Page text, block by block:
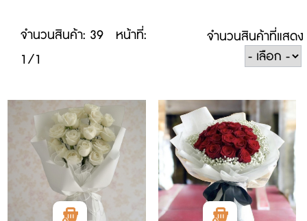
จำนวนสินค้า: 39
หน้าที่:
1/1
จำนวนสินค้าที่แสดง